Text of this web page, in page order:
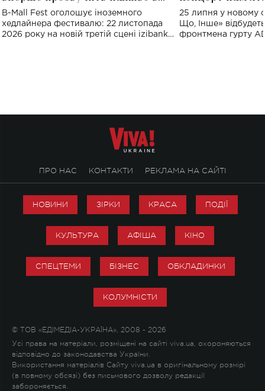
Україні: де відбудеться концерт
B-Mall Fest оголошує іноземного
хедлайнера фестивалю: 22 листопада
2026 року на новій третій сцені izibank
Клименка:
виконають
25 липня у новому
Що, Інше»
фронтмена гурту
ПРО НАС КОНТАКТИ РЕКЛАМА НА САЙТІ
НОВИНИ ЗІРКИ КРАСА ПОДІЇ
КУЛЬТУРА АФІША КІНО
СПЕЦТЕМИ БІЗНЕС ОБКЛАДИНКИ
КОЛУМНІСТИ
© ТОВ «ЕДІМЕДІА-УКРАЇНА», 2008 - 2026
Усі права на матеріали, розміщені на сайті viva.ua, охороняються
відповідно до законодавства України.
Використання матеріалів Сайту viva.ua в оригінальному розмірі
(в повному обсязі) без письмового дозволу редакції
забороняється.